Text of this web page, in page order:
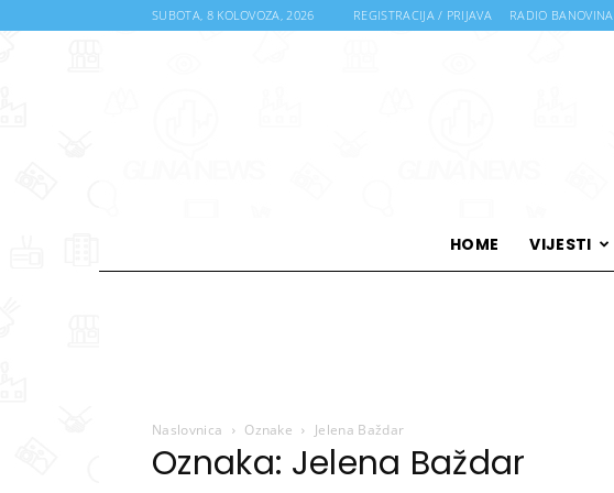
SUBOTA, 8 KOLOVOZA, 2026 REGISTRACIJA / PRIJAVA RADIO BANOVINA
HOME VIJESTI
Naslovnica Oznake Jelena Baždar
Oznaka: Jelena Baždar